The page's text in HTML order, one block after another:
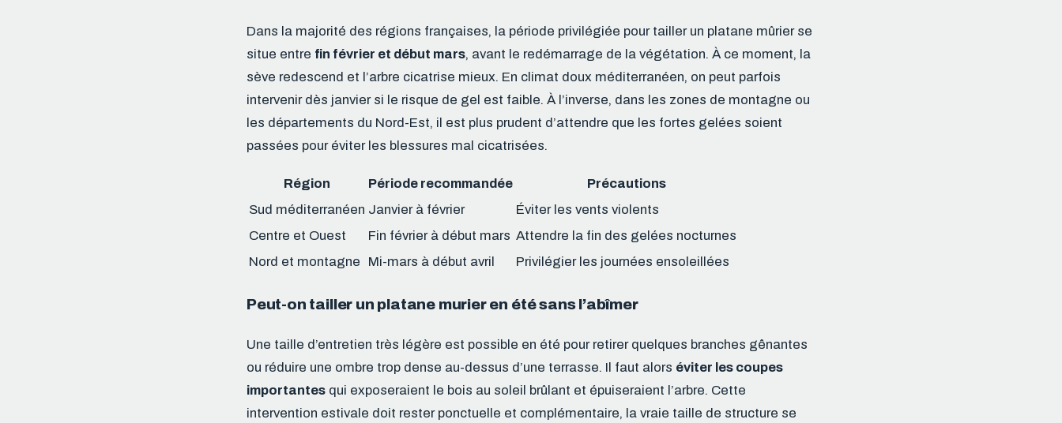
Dans la majorité des régions françaises, la période privilégiée pour tailler un platane mûrier se
situe entre fin février et début mars, avant le redémarrage de la végétation. À ce moment, la
sève redescend et l’arbre cicatrise mieux. En climat doux méditerranéen, on peut parfois
intervenir dès janvier si le risque de gel est faible. À l’inverse, dans les zones de montagne ou
les départements du Nord-Est, il est plus prudent d’attendre que les fortes gelées soient
passées pour éviter les blessures mal cicatrisées.
Région Période recommandée
Précautions
Sud méditerranéen Janvier à février
Éviter les vents violents
Centre et Ouest
Fin février à début mars Attendre la fin des gelées nocturnes
Nord et montagne
Mi-mars à début avril Privilégier les journées ensoleillées
Peut-on tailler un platane murier en été sans l’abîmer
Une taille d’entretien très légère est possible en été pour retirer quelques branches gênantes
ou réduire une ombre trop dense au-dessus d’une terrasse. Il faut alors éviter les coupes
importantes qui exposeraient le bois au soleil brûlant et épuiseraient l’arbre. Cette
intervention estivale doit rester ponctuelle et complémentaire, la vraie taille de structure se